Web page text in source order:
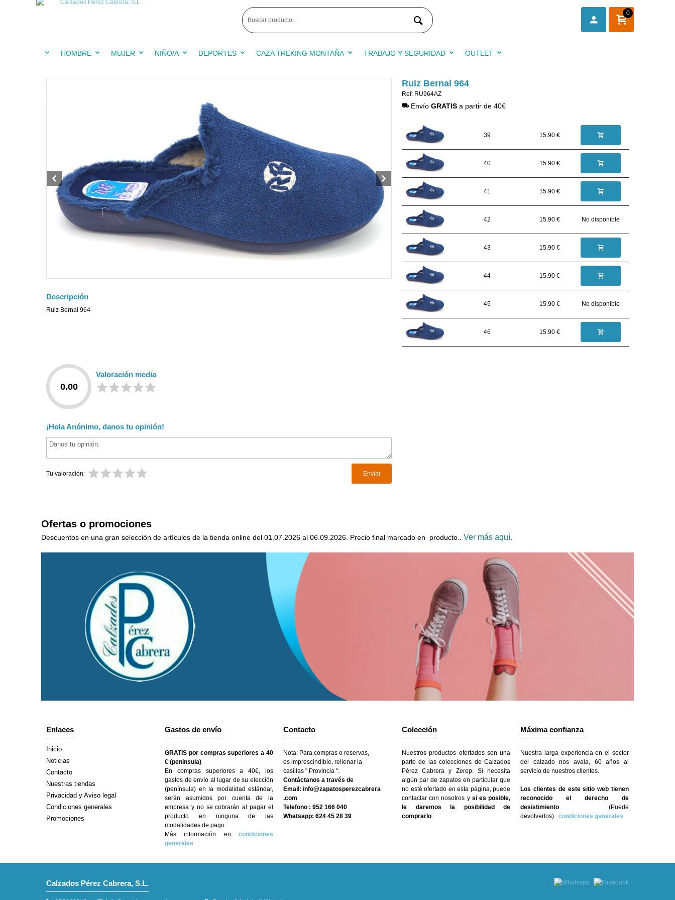
0
HOMBRE MUJER NIÑO/A DEPORTES CAZA TREKING MONTAÑA TRABAJO Y SEGURIDAD OUTLET
Descripción
Ruiz Bernal 964
Ruiz Bernal 964
Ref: RU964AZ
Envío GRATIS a partir de 40€
39 15.90 €
40 15.90 €
41 15.90 €
42 15.90 € No disponible
43 15.90 €
44 15.90 €
45 15.90 € No disponible
46 15.90 €
0.00
Valoración media
¡Hola Anónimo, danos tu opinión!
Tu valoración:
Ofertas o promociones
Descuentos en una gran selección de artículos de la tienda online del 01.07.2026 al 06.09.2026. Precio final marcado en producto. . Ver más aquí.
Enlaces
Inicio
Noticias
Contacto
Nuestras tiendas
Privacidad y Aviso legal
Condiciones generales
Promociones
Gastos de envío
GRATIS por compras superiores a 40
€ (peninsula)
En compras superiores a 40€, los
gastos de envío al lugar de su elección
(península) en la modalidad estándar,
serán asumidos por cuenta de la
empresa y no se cobrarán al pagar el
producto en ninguna de las
modalidades de pago.
Más información en condiciones
generales
Contacto
Nota: Para compras o reservas,
es imprescindible, rellenar la
casillas " Provincia ".
Contáctanos a través de
Email: info@zapatosperezcabrera
.com
Telefono : 952 166 040
Whatsapp: 624 45 28 39
Colección
Nuestros productos ofertados son una
parte de las colecciones de Calzados
Pérez Cabrera y Zerep. Si necesita
algún par de zapatos en particular que
no esté ofertado en esta página, puede
contactar con nosotros y si es posible,
le daremos la posibilidad de
comprarlo
Máxima confianza
Nuestra larga experiencia en el sector
del calzado nos avala, 60 años al
servicio de nuestros clientes.
Los clientes de este sitio web tienen
reconocido el derecho de
desistimiento (Puede
devolverlos). condiciones generales
Calzados Pérez Cabrera, S.L.